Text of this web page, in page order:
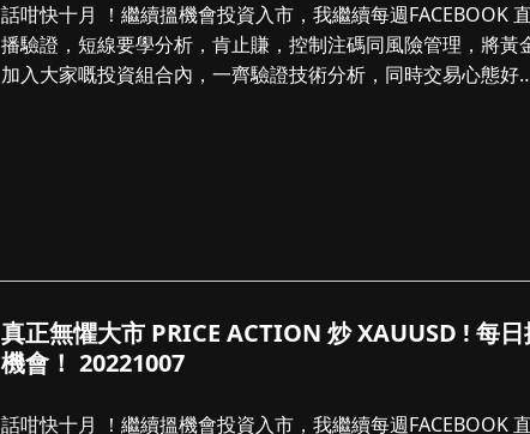
話咁快十月 ！繼續搵機會投資入市，我繼續每週FACEBOOK 直
播驗證，短線要學分析，肯止賺，控制注碼同風險管理，將黃
加入大家嘅投資組合內，一齊驗證技術分析，同時交易心態好
真正無懼大市 PRICE ACTION 炒 XAUUSD ! 每日
機會！ 20221007
話咁快十月 ！繼續搵機會投資入市，我繼續每週FACEBOOK 直